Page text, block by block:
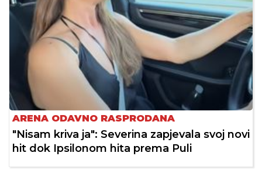
ARENA ODAVNO RASPRODANA
"Nisam kriva ja": Severina zapjevala svoj novi
hit dok Ipsilonom hita prema Puli